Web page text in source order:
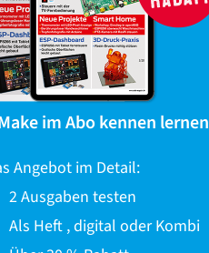
im Abo kennen lernen
Angebot im Detail:
2 Ausgaben testen
Als Heft , digital oder Kombi